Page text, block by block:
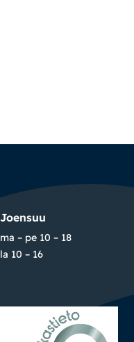
Joensuu
ma – pe 10 – 18
la 10 – 16